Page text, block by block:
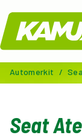
Kamux
Automerkit /
Seat